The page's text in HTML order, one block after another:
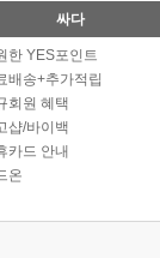
싸다
한 YES포인트
배송+추가적립
회원 혜택
샵/바이백
카드 안내
온